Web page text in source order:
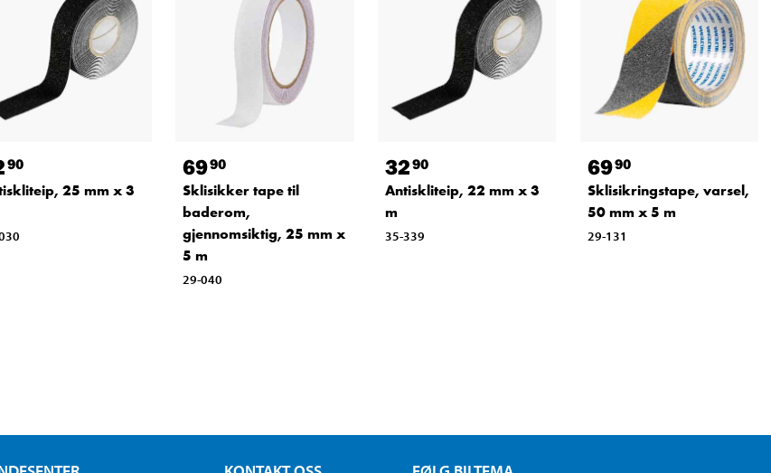
90
25 mm x 3
6990
Sklisikker tape til
baderom,
gjennomsiktig, 25 mm x
5 m
29-040
3290
Antiskliteip, 22 mm x 3
m
35-339
6990
Sklisikringstape, varsel,
50 mm x 5 m
29-131